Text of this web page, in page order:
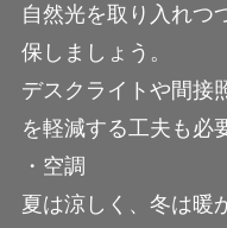
自然光を取り入れつ
保しましょう。
デスクライトや間接
を軽減する工夫も必
・空調
夏は涼しく、冬は暖